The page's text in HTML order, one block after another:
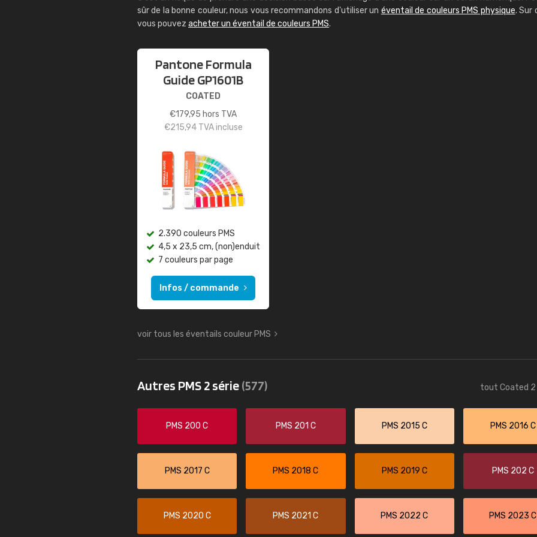
sûr de la bonne couleur, nous vous recommandons d'utiliser un éventail de couleurs PMS physique. Sur
vous pouvez acheter un éventail de couleurs PMS.
Pantone Formula
Guide GP1601B
COATED
€179,95 hors TVA
€215,94TVA incluse
2.390 couleurs PMS
4,5 x 23,5 cm, (non)enduit
7 couleurs par page
Infos / commande
voir tous les éventails couleur PMS
Autres PMS 2 série(577) tout Coated 2
PMS 200 C PMS 201 C PMS 2015 C PMS 2016 C
PMS 2017 C PMS 2018 C PMS 2019 C PMS 202 C
PMS 2020 C PMS 2021 C PMS 2022 C PMS 2023 C